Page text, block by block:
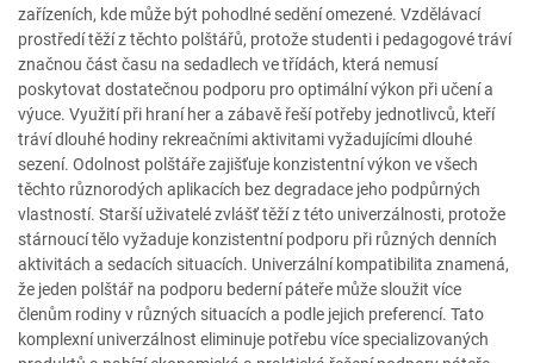
zařízeních, kde může být pohodlné sedění omezené. Vzdělávací
prostředí těží z těchto polštářů, protože studenti i pedagogové tráví
značnou část času na sedadlech ve třídách, která nemusí
poskytovat dostatečnou podporu pro optimální výkon při učení a
výuce. Využití při hraní her a zábavě řeší potřeby jednotlivců, kteří
tráví dlouhé hodiny rekreačními aktivitami vyžadujícími dlouhé
sezení. Odolnost polštáře zajišťuje konzistentní výkon ve všech
těchto různorodých aplikacích bez degradace jeho podpůrných
vlastností. Starší uživatelé zvlášť těží z této univerzálnosti, protože
stárnoucí tělo vyžaduje konzistentní podporu při různých denních
aktivitách a sedacích situacích. Univerzální kompatibilita znamená,
že jeden polštář na podporu bederní páteře může sloužit více
členům rodiny v různých situacích a podle jejich preferencí. Tato
komplexní univerzálnost eliminuje potřebu více specializovaných